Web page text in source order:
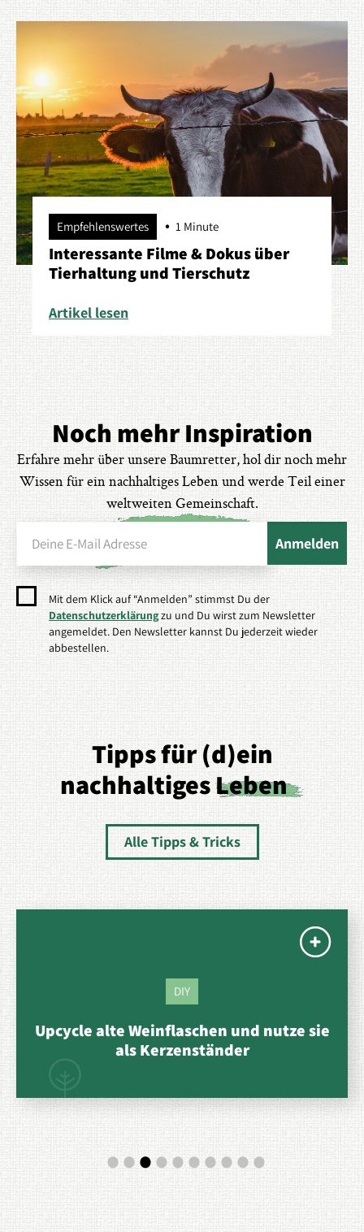
Empfehlenswertes 1 Minute
Interessante Filme & Dokus über
Tierhaltung und Tierschutz
Artikel lesen
Noch mehr Inspiration
Erfahre mehr über unsere Baumretter, hol dir noch mehr
Wissen für ein nachhaltiges Leben und werde Teil einer
weltweiten Gemeinschaft.
Mit dem Klick auf “Anmelden” stimmst Du der
Datenschutzerklärungzu und Du wirst zum Newsletter
angemeldet. Den Newsletter kannst Du jederzeit wieder
abbestellen.
Tipps für (d)ein
nachhaltigesLeben
Alle Tipps & Tricks
Wirf übrig gebliebenes Gemüse nicht
weg, sondern koche Suppe oder